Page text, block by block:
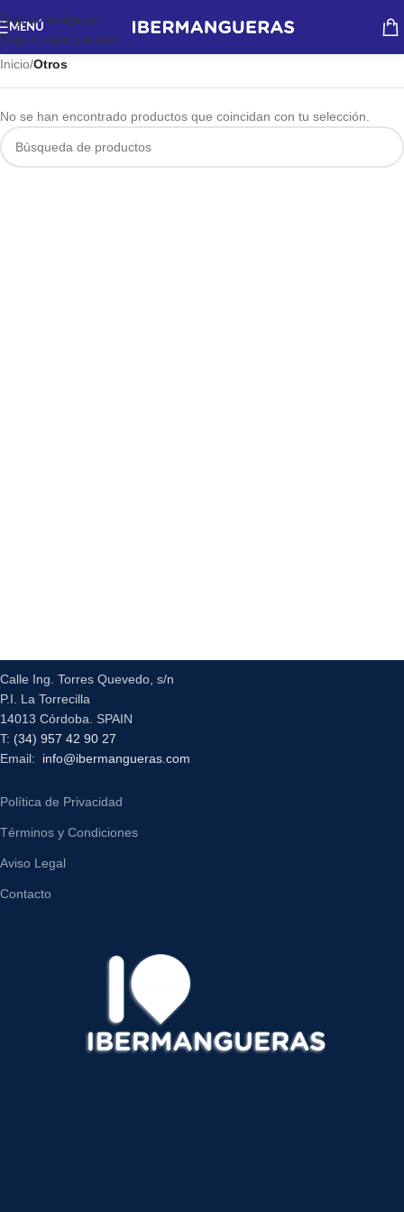
Skip to navigation
Skip to main content
MENÚ
Inicio/Otros
No se han encontrado productos que coincidan con tu selección.
Calle Ing. Torres Quevedo, s/n
P.I. La Torrecilla
14013 Córdoba. SPAIN
T: (34) 957 42 90 27
Email: info@ibermangueras.com
Política de Privacidad
Términos y Condiciones
Aviso Legal
Contacto